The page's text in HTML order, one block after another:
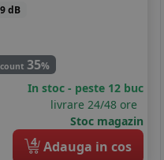
dB
35%
In stoc - peste 12 buc
livrare 24/48 ore
Stoc magazin
4 Adauga in cos